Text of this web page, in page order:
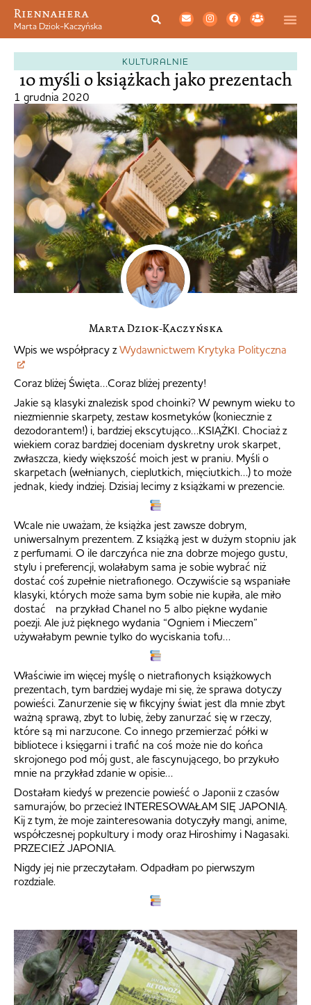
Riennahera
Marta Dziok-Kaczyńska
KULTURALNIE
10 myśli o książkach jako prezentach
1 grudnia 2020
Marta Dziok-Kaczyńska
Wpis we współpracy zWydawnictwem Krytyka Polityczna
Coraz bliżej Święta…Coraz bliżej prezenty!
Jakie są klasyki znalezisk spod choinki? W pewnym wieku to
niezmiennie skarpety, zestaw kosmetyków (koniecznie z
dezodorantem!) i, bardziej ekscytująco…KSIĄŻKI. Chociaż z
wiekiem coraz bardziej doceniam dyskretny urok skarpet,
zwłaszcza, kiedy większość moich jest w praniu. Myśli o
skarpetach (wełnianych, cieplutkich, mięciutkich…) to może
jednak, kiedy indziej. Dzisiaj lecimy z książkami w prezencie.
Wcale nie uważam, że książka jest zawsze dobrym,
uniwersalnym prezentem. Z książką jest w dużym stopniu jak
z perfumami. O ile darczyńca nie zna dobrze mojego gustu,
stylu i preferencji, wolałabym sama je sobie wybrać niż
dostać coś zupełnie nietrafionego. Oczywiście są wspaniałe
klasyki, których może sama bym sobie nie kupiła, ale miło
dostać na przykład Chanel no 5 albo piękne wydanie
poezji. Ale już pięknego wydania “Ogniem i Mieczem”
używałabym pewnie tylko do wyciskania tofu…
Właściwie im więcej myślę o nietrafionych książkowych
prezentach, tym bardziej wydaje mi się, że sprawa dotyczy
powieści. Zanurzenie się w fikcyjny świat jest dla mnie zbyt
ważną sprawą, zbyt to lubię, żeby zanurzać się w rzeczy,
które są mi narzucone. Co innego przemierzać półki w
bibliotece i księgarni i trafić na coś może nie do końca
skrojonego pod mój gust, ale fascynującego, bo przykuło
mnie na przykład zdanie w opisie…
Dostałam kiedyś w prezencie powieść o Japonii z czasów
samurajów, bo przecież INTERESOWAŁAM SIĘ JAPONIĄ.
Kij z tym, że moje zainteresowania dotyczyły mangi, anime,
współczesnej popkultury i mody oraz Hiroshimy i Nagasaki.
PRZECIEŻ JAPONIA.
Nigdy jej nie przeczytałam. Odpadłam po pierwszym
rozdziale.